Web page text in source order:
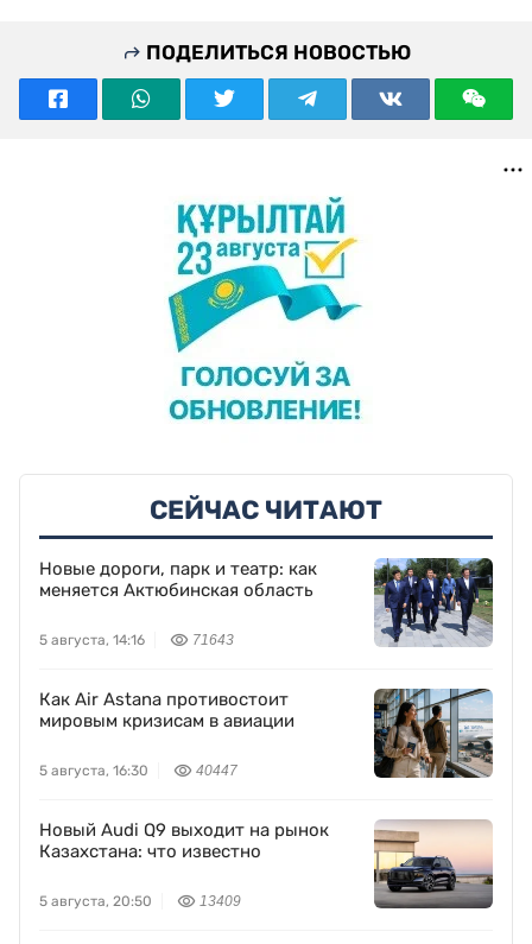
ПОДЕЛИТЬСЯ НОВОСТЬЮ
СЕЙЧАС ЧИТАЮТ
Новые дороги, парк и театр: как
меняется Актюбинская область
5 августа, 14:16 71643
Как Air Astana противостоит
мировым кризисам в авиации
5 августа, 16:30 40447
Новый Audi Q9 выходит на рынок
Казахстана: что известно
5 августа, 20:50 13409